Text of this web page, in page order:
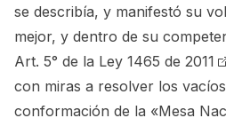
se describía, y manifestó su
mejor, y dentro de su
Art. 5° de la Ley 1465 de 2011
con miras a resolver los
conformación de la «Mesa